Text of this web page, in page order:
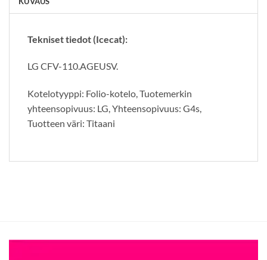
Tekniset tiedot (Icecat):
LG CFV-110.AGEUSV.
Kotelotyyppi: Folio-kotelo, Tuotemerkin
yhteensopivuus: LG, Yhteensopivuus: G4s,
Tuotteen väri: Titaani